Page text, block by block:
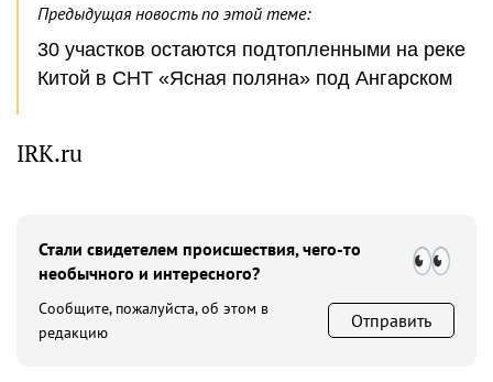
Предыдущая новость по этой теме:
30 участков остаются подтопленными на реке
Китой в СНТ «Ясная поляна» под Ангарском
IRK.ru
Стали свидетелем происшествия, чего-то
необычного и интересного?
Сообщите, пожалуйста, об этом в
редакцию
Отправить